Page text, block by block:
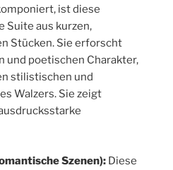
ist diese
Suite aus kurzen,
Stücken. Sie erforscht
und poetischen Charakter,
stilistischen und
Walzers. Sie zeigt
Szenen): Diese